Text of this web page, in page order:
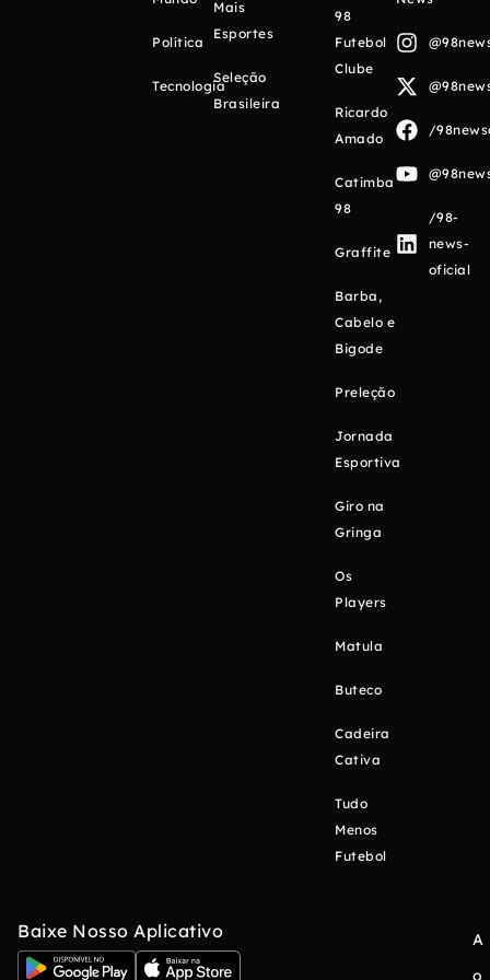
Política
Tecnologia
Mais
Esportes
Seleção
Brasileira
98
Futebol
Clube
Ricardo
Amado
Catimba
98
Graffite
Barba,
Cabelo e
Bigode
Preleção
Jornada
Esportiva
Giro na
Gringa
Os
Players
Matula
Buteco
Cadeira
Cativa
Tudo
Menos
Futebol
/
/98-
news-
oficial
Baixe Nosso Aplicativo
A
o